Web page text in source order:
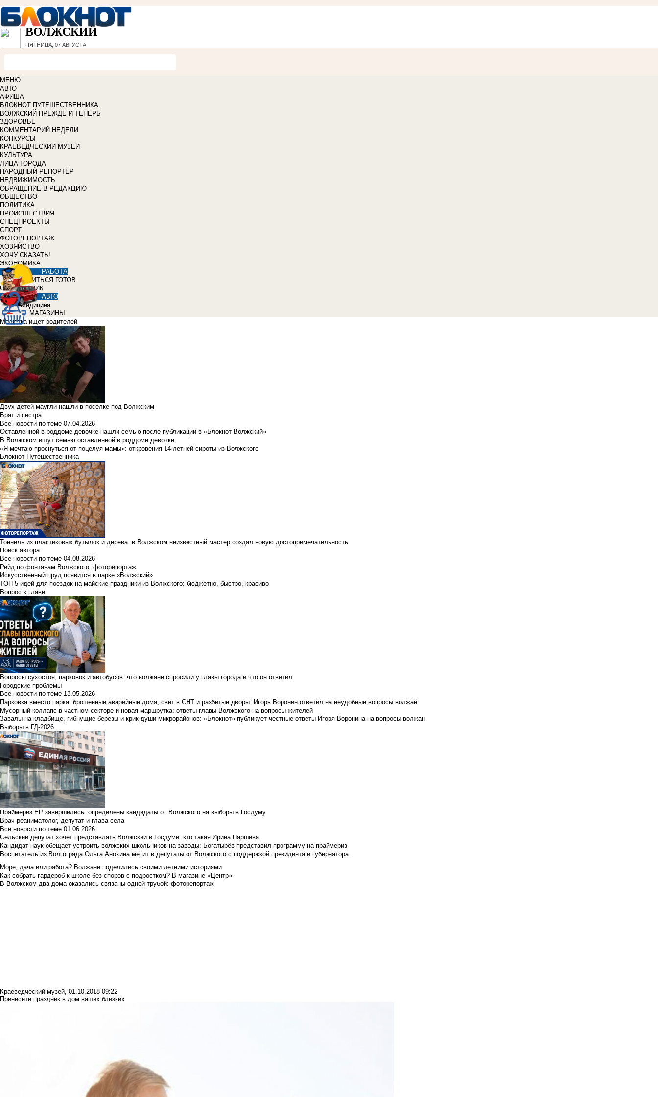
ВОЛЖСКИЙ
ПЯТНИЦА, 07 АВГУСТА
МЕНЮ
АВТО
АФИША
БЛОКНОТ ПУТЕШЕСТВЕННИКА
ВОЛЖСКИЙ ПРЕЖДЕ И ТЕПЕРЬ
ЗДОРОВЬЕ
КОММЕНТАРИЙ НЕДЕЛИ
КОНКУРСЫ
КРАЕВЕДЧЕСКИЙ МУЗЕЙ
КУЛЬТУРА
ЛИЦА ГОРОДА
НАРОДНЫЙ РЕПОРТЁР
НЕДВИЖИМОСТЬ
ОБРАЩЕНИЕ В РЕДАКЦИЮ
ОБЩЕСТВО
ПОЛИТИКА
ПРОИСШЕСТВИЯ
СПЕЦПРОЕКТЫ
СПОРТ
ФОТОРЕПОРТАЖ
ХОЗЯЙСТВО
ХОЧУ СКАЗАТЬ!
ЭКОНОМИКА
РАБОТА
УЧИТЬСЯ ГОТОВ
СПРАВОЧНИК
АВТО
Медицина
МАГАЗИНЫ
Малютка ищет родителей
Двух детей-маугли нашли в поселке под Волжским
Брат и сестра
Все новости по теме 07.04.2026
Оставленной в роддоме девочке нашли семью после публикации в «Блокнот Волжский»
В Волжском ищут семью оставленной в роддоме девочке
«Я мечтаю проснуться от поцелуя мамы»: откровения 14-летней сироты из Волжского
Блокнот Путешественника
Тоннель из пластиковых бутылок и дерева: в Волжском неизвестный мастер создал новую достопримечательность
Поиск автора
Все новости по теме 04.08.2026
Рейд по фонтанам Волжского: фоторепортаж
Искусственный пруд появится в парке «Волжский»
ТОП-5 идей для поездок на майские праздники из Волжского: бюджетно, быстро, красиво
Вопрос к главе
Вопросы сухостоя, парковок и автобусов: что волжане спросили у главы города и что он ответил
Городские проблемы
Все новости по теме 13.05.2026
Парковка вместо парка, брошенные аварийные дома, свет в СНТ и разбитые дворы: Игорь Воронин ответил на неудобные вопросы волжан
Мусорный коллапс в частном секторе и новая маршрутка: ответы главы Волжского на вопросы жителей
Завалы на кладбище, гибнущие березы и крик души микрорайонов: «Блокнот» публикует честные ответы Игоря Воронина на вопросы волжан
Выборы в ГД-2026
Праймериз ЕР завершились: определены кандидаты от Волжского на выборы в Госдуму
Врач-реаниматолог, депутат и глава села
Все новости по теме 01.06.2026
Сельский депутат хочет представлять Волжский в Госдуме: кто такая Ирина Паршева
Кандидат наук обещает устроить волжских школьников на заводы: Богатырёв представил программу на праймериз
Воспитатель из Волгограда Ольга Анохина метит в депутаты от Волжского с поддержкой президента и губернатора
Море, дача или работа? Волжане поделились своими летними историями
Как собрать гардероб к школе без споров с подростком? В магазине «Центр»
В Волжском два дома оказались связаны одной трубой: фоторепортаж
Краеведческий музей, 01.10.2018 09:22
Принесите праздник в дом ваших близких